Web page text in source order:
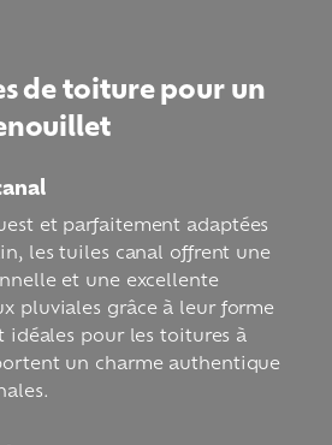
de toiture pour un
et parfaitement adaptées
les tuiles canal offrent une
et une excellente
pluviales grâce à leur forme
idéales pour les toitures à
un charme authentique